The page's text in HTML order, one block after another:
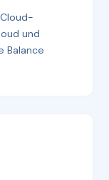
und
Balance